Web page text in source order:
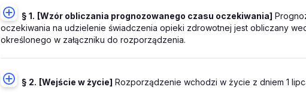
§ 1. [Wzór obliczania prognozowanego czasu oczekiwania]
oczekiwania na udzielenie świadczenia opieki zdrowotnej jest obliczany
określonego w załączniku do rozporządzenia.
§ 2. [Wejście w życie] Rozporządzenie wchodzi w życie z dniem 1